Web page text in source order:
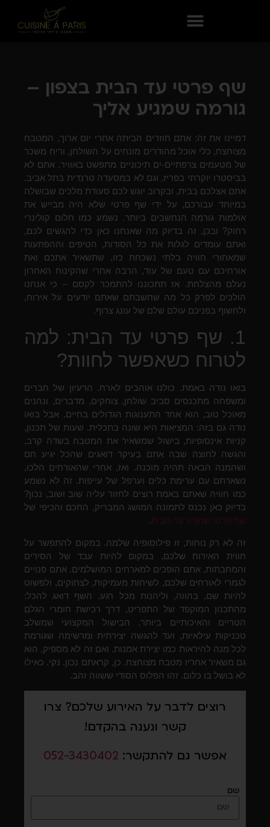
שף פרטי עד הבית בצפון –
גורמה שמגיע אליך
דמיינו את זה: אתם חוזרים הביתה אחרי יום ארוך, המטבח
מצוחצח, כלי אוכל מהודרים מונחים על השולחן, וריח משכר
של מטעמים צרפתיים-ים תיכוניים מתפשט באוויר. אתם לא
בביסטרו יוקרתי בפריז, וגם לא במסעדה טרנדית בתל אביב.
אתם אצלכם בבית, ובקרוב יוגש לכם סעודת מלכים שבושלה
במיוחד עבורכם, על ידי שף פרטי שלא היה מבייש את
אולמות גורמה הנחשבים ביותר. נשמע כמו חלום קולינרי
רחוק? ובכן, זה בדיוק מה שאנחנו כאן כדי להגשים לכם,
ואתם עומדים לגלות את כל הסודות, הטיפים וההפתעות
שמאחורי חוויה בלתי נשכחת כזו, שתשאיר אתכם ואת
אורחיכם עם טעם של עוד, הרבה אחרי שהקינוח האחרון
נעלם מהצלחת. אז תתכוננו להתמכר לקסם – כי אנחנו
הולכים לפרק כל מה שחשבתם שאתם יודעים על אירוח,
ולחשוף בפניכם עולם שלם של עונג צרוף.
1. שף פרטי עד הבית: למה
לטרוח כשאפשר לחוות?
בואו נודה באמת. כולנו אוהבים לארח. הרעיון של חברים
ומשפחה מתכנסים סביב שולחן, צוחקים, מדברים, ונהנים
מאוכל טוב, הוא אחד התענוגות הגדולים בחיים. אבל בואו
נודה גם בזה: המציאות היא שונה בתכלית. שעות של תכנון,
קניות אינסופיות, בישול שמשאיר את המטבח בשדה קרב,
והגשה לחוצה שבה אתם בעיקר דואגים שהכל יגיע חם
ושהמנה הבאה תהיה מוכנה. ואז, אחרי שהאורחים הלכו,
נשארתם עם ערימת כלים וערפל של עייפות. זה לא נשמע
כמו חוויה שאתם באמת רוצים לחזור עליה שוב ושוב, נכון?
בדיוק כאן נכנס לתמונה המושג המבריק, החכם והכיפי של
שף פרטי שמגיע עד הבית.
זה לא רק נוחות, זו פילוסופיה שלמה. במקום להתפשר על
חווית האירוח שלכם, במקום להיות עבד של הסירים
והמחבתות, אתם הופכים למארחים המושלמים. אתם פנויים
לגמרי לאורחים שלכם, לשיחות מעמיקות, לצחוקים, ולפשוט
להיות שם, בהווה, וליהנות מכל רגע. השף דואג להכל:
מהתכנון המוקפד של התפריט, דרך רכישת חומרי הגלם
הטריים והאיכותיים ביותר, הבישול המקצועי שמשלב
טכניקות עילאיות, ועד להגשה יצירתית ומרשימה שגורמת
לכל מנה להיראות כמו יצירת אמנות. ואם זה לא מספיק, הוא
גם משאיר אחריו מטבח מצוחצח. כן, קראתם נכון. נקי. כאילו
לא בושל בו כלום. זהו הפלוס הסודי ששווה זהב.
רוצים לדבר על האירוע שלכם? צרו
קשר ונענה בהקדם!
אפשר גם להתקשר: 052-3430402
שם